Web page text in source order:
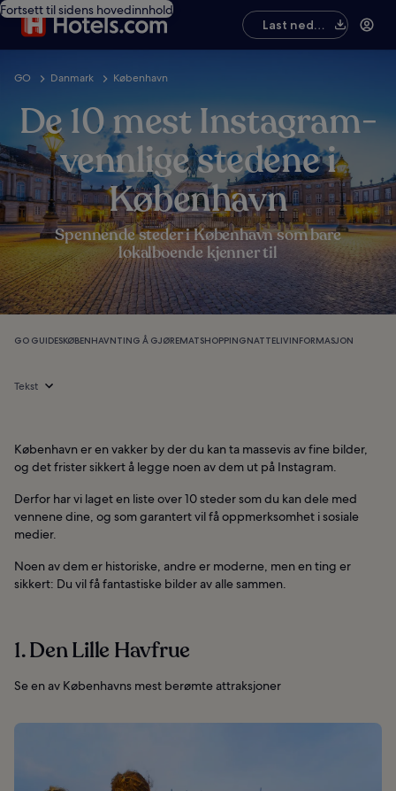
Fortsett til sidens hovedinnhold
Last ned
appen
GO Danmark København
De 10 mest Instagram-
vennlige stedene i
København
Spennende steder i København som bare
lokalboende kjenner til
GO GUIDESKØBENHAVNTING Å GJØREMATSHOPPINGNATTELIVINFORMASJON
Tekst
København er en vakker by der du kan ta massevis av fine bilder,
og det frister sikkert å legge noen av dem ut på Instagram.
Derfor har vi laget en liste over 10 steder som du kan dele med
vennene dine, og som garantert vil få oppmerksomhet i sosiale
medier.
Noen av dem er historiske, andre er moderne, men en ting er
sikkert: Du vil få fantastiske bilder av alle sammen.
1. Den Lille Havfrue
Se en av Københavns mest berømte attraksjoner